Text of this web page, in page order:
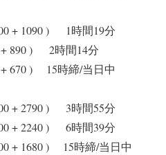
+ 1090 ) 1時間19分
890 ) 2時間14分
+ 670 ) 15時締/当日中
+ 2790 ) 3時間55分
+ 2240 ) 6時間39分
+ 1680 ) 15時締/当日中